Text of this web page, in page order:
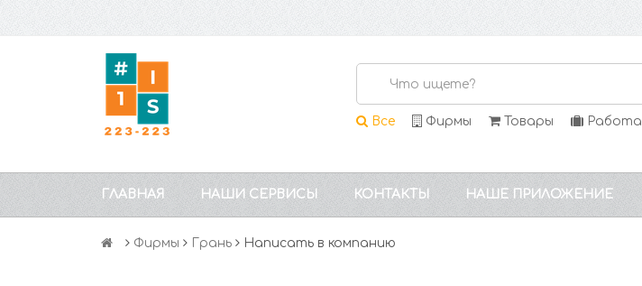
Все Фирмы Товары Работа
ГЛАВНАЯ НАШИ СЕРВИСЫ КОНТАКТЫ НАШЕ ПРИЛОЖЕНИЕ
Фирмы Грань Написать в компанию